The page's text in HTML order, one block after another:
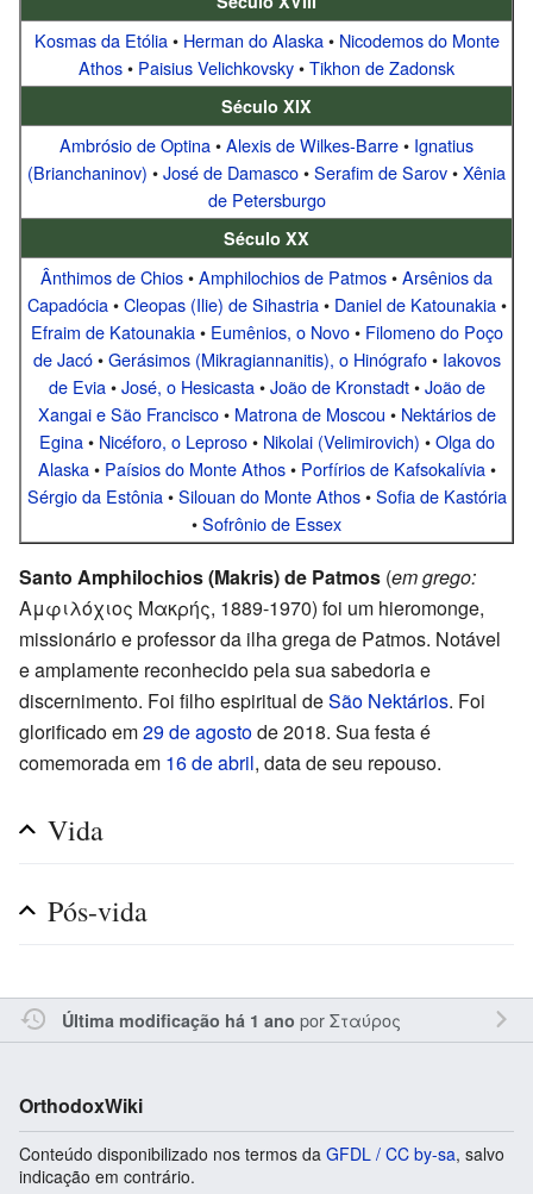
Kosmas da Etólia• Herman do Alaska• Nicodemos do Monte
Athos• Paisius Velichkovsky•Tikhon de Zadonsk
Século XIX
Ambrósio de Optina•Alexis de Wilkes-Barre• Ignatius
(Brianchaninov) •José de Damasco•Serafim de Sarov•Xênia
de Petersburgo
Século XX
Ânthimos de Chios•Amphilochios de Patmos•Arsênios da
Capadócia•Cleopas (Ilie) de Sihastria• Daniel de Katounakia•
Efraim de Katounakia• Eumênios, o Novo• Filomeno do Poço
de Jacó•Gerásimos (Mikragiannanitis), o Hinógrafo• Iakovos
de Evia•José, o Hesicasta•João de Kronstadt•João de
Xangai e São Francisco• Matrona de Moscou • Nektários de
Egina• Nicéforo, o Leproso• Nikolai (Velimirovich) •Olga do
Alaska• Paísios do Monte Athos• Porfírios de Kafsokalívia•
Sérgio da Estônia•Silouan do Monte Athos•Sofia de Kastória
•Sofrônio de Essex
Santo Amphilochios (Makris) de Patmos (em grego:
Αμφιλόχιος Μακρής, 1889-1970) foi um hieromonge,
missionário e professor da ilha grega de Patmos. Notável
e amplamente reconhecido pela sua sabedoria e
discernimento. Foi filho espiritual deSão Nektários. Foi
glorificado em29 de agostode 2018. Sua festa é
comemorada em 16 de abril, data de seu repouso.
Vida
Pós-vida
Última modificação há 1 ano porΣταύρος
OrthodoxWiki
Conteúdo disponibilizado nos termos da GFDL / CC by-sa, salvo
indicação em contrário.